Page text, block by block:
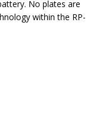
No plates are
within the RP-